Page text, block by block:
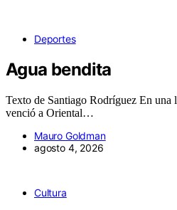
Deportes
Agua bendita
Texto de Santiago Rodríguez En una
venció a Oriental…
Mauro Goldman
agosto 4, 2026
Cultura